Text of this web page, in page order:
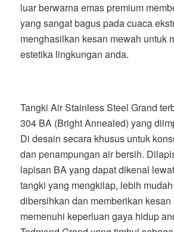
luar berwarna emas premium
yang sangat bagus pada cuaca
menghasilkan kesan mewah untuk
estetika lingkungan anda.
Tangki Air Stainless Steel Grand
304 BA (Bright Annealed) yang
Di desain secara khusus untuk
dan penampungan air bersih.
lapisan BA yang dapat dikenal
tangki yang mengkilap, lebih
dibersihkan dan memberikan
memenuhi keperluan gaya hidup